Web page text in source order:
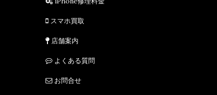
スマホ買取
店舗案内
よくある質問
お問合せ